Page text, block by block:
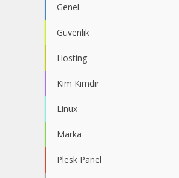
Genel
Güvenlik
Hosting
Kim Kimdir
Linux
Marka
Plesk Panel